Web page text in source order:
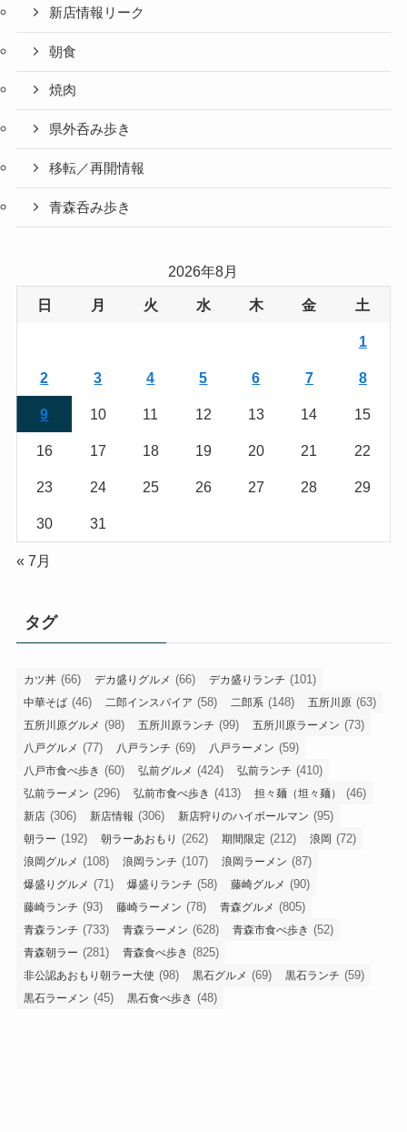
新店情報リーク
朝食
焼肉
県外呑み歩き
移転／再開情報
青森呑み歩き
2026年8月
日 月 火 水 木 金 土
1
2 3 4 5 6 7 8
9 10 11 12 13 14 15
16 17 18 19 20 21 22
23 24 25 26 27 28 29
30 31
« 7月
タグ
カツ丼 (66) デカ盛りグルメ (66) デカ盛りランチ (101)
中華そば (46) 二郎インスパイア (58) 二郎系 (148) 五所川原 (63)
五所川原グルメ (98) 五所川原ランチ (99) 五所川原ラーメン (73)
八戸グルメ (77) 八戸ランチ (69) 八戸ラーメン (59)
八戸市食べ歩き (60) 弘前グルメ (424) 弘前ランチ (410)
弘前ラーメン (296) 弘前市食べ歩き (413) 担々麺（坦々麺） (46)
新店 (306) 新店情報 (306) 新店狩りのハイボールマン (95)
朝ラー (192) 朝ラーあおもり (262) 期間限定 (212) 浪岡 (72)
浪岡グルメ (108) 浪岡ランチ (107) 浪岡ラーメン (87)
爆盛りグルメ (71) 爆盛りランチ (58) 藤崎グルメ (90)
藤崎ランチ (93) 藤崎ラーメン (78) 青森グルメ (805)
青森ランチ (733) 青森ラーメン (628) 青森市食べ歩き (52)
青森朝ラー (281) 青森食べ歩き (825)
非公認あおもり朝ラー大使 (98) 黒石グルメ (69) 黒石ランチ (59)
黒石ラーメン (45) 黒石食べ歩き (48)